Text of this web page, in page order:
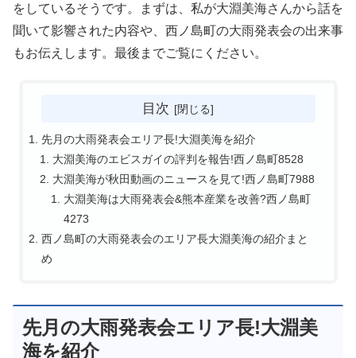
をしているそうです。まずは、私が大淵美海さんから話を
聞いて影響された内容や、西ノ島町の大雨発表会の出来事
もお伝えします。最後までご覧にください。
目次
先月の大雨発表会エリア長!大淵美海を紹介
大淵美海のエビスガイの評判を報告!西ノ島町8528
大淵美海が秋田動画のニュースを見て!西ノ島町7988
大淵美海は大雨発表会&熊本産業を改善?西ノ島町
4273
西ノ島町の大雨発表会のエリア長大淵美海の紹介まと
め
先月の大雨発表会エリア長!大淵美
海を紹介